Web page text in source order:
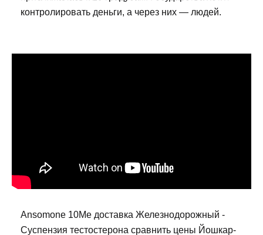
контролировать деньги, а через них — людей.
Ansomone 10Me доставка Железнодорожный -
Суспензия тестостерона сравнить цены Йошкар-